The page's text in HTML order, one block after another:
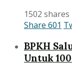
1502 shares
Share 601
BPKH
Untuk